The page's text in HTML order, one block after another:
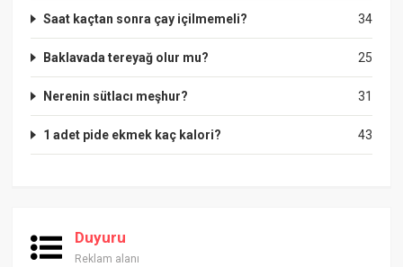
34
Saat kaçtan sonra çay içilmemeli?
25
Baklavada tereyağ olur mu?
31
Nerenin sütlacı meşhur?
43
1 adet pide ekmek kaç kalori?
Duyuru
Reklam alanı